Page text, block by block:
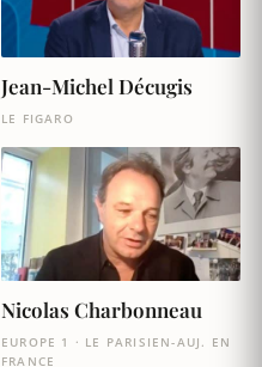
Jean-Michel Décugis
LE FIGARO
Nicolas Charbonneau
EUROPE 1 · LE PARISIEN-AUJ. EN
FRANCE